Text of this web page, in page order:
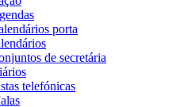
porta
de secretária
telefónicas